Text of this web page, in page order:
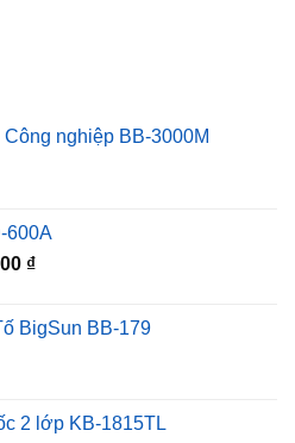
Công nghiệp BB-3000M
600A
₫.
₫Giá
là:
BigSun BB-179
2 lớp KB-1815TL